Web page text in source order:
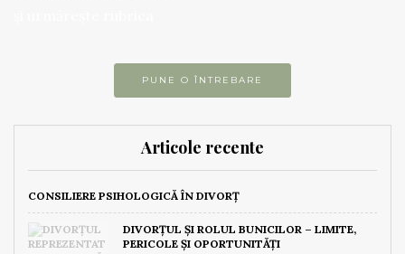
PUNE O ÎNTREBARE
Articole recente
CONSILIERE PSIHOLOGICĂ ÎN DIVORȚ
DIVORȚUL ȘI ROLUL BUNICILOR – LIMITE,
PERICOLE ȘI OPORTUNITĂȚI